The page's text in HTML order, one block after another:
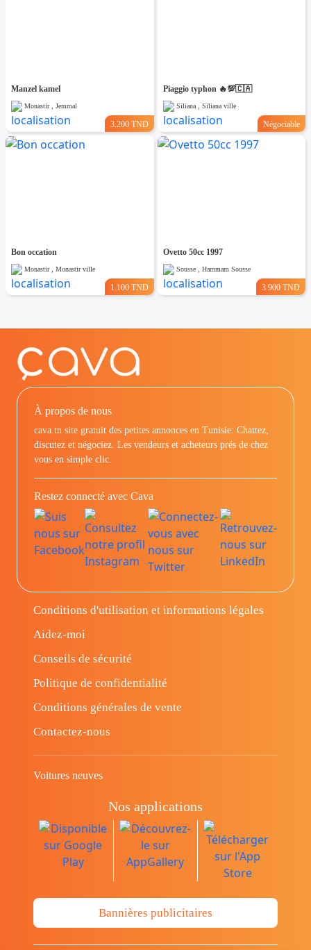
Manzel kamel
Monastir , Jemmal
3.200 TND
Piaggio typhon 🔥💯🇨🇦
Siliana , Siliana ville
Négociable
Bon occation
Monastir , Monastir ville
1.100 TND
Ovetto 50cc 1997
Sousse , Hammam Sousse
3.900 TND
À propos de nous
cava.tn site gratuit des petites annonces en Tunisie: Chattez,
discutez et négociez. Les vendeurs et acheteurs prés de chez
vous en simple clic.
Restez connecté avec Cava
Conditions d'utilisation et informations légales
Aidez-moi
Conseils de sécurité
Politique de confidentialité
Conditions générales de vente
Contactez-nous
Voitures neuves
Nos applications
Bannières publicitaires